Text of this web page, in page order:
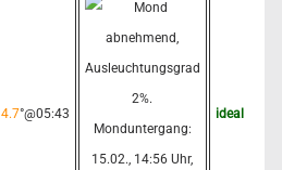
4.7°@05:43 ideal